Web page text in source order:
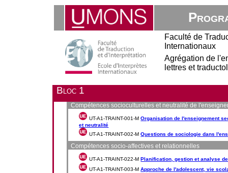
Faculté de
Internationaux
Agrégation de
lettres et
Bloc 1
Compétences socioculturelles et neutralité de
UT-A1-TRAINT-001-MOrganisation de l'enseignement
et neutralité
UT-A1-TRAINT-002-MQuestions de sociologie dans
Compétences socio-affectives et relationnelles
UT-A1-TRAINT-022-MPlanification, gestion et analyse
UT-A1-TRAINT-003-MApproche de l'adolescent, vie